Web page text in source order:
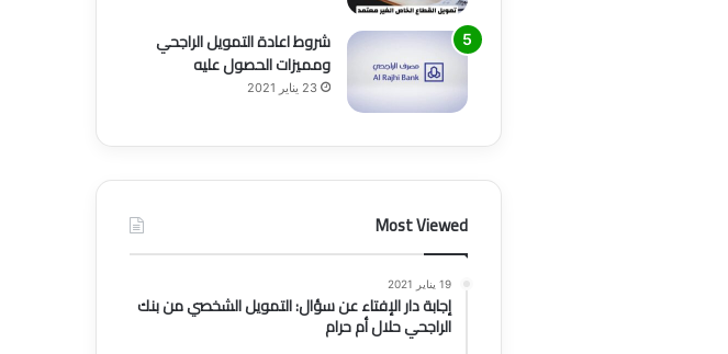
شروط اعادة التمويل الراجحي
ومميزات الحصول عليه
23 يناير 2021
Most Viewed
19 يناير 2021
إجابة دار الإفتاء عن سؤال: التمويل الشخصي من بنك
الراجحي حلال أم حرام